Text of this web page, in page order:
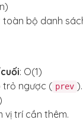
toàn bộ danh
: O(1)
trỏ ngược ( prev ).
vị trí cần thêm.